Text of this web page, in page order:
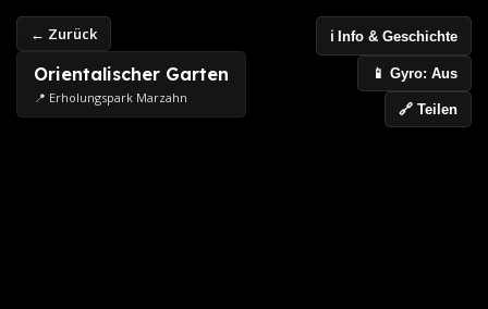
← Zurück
Orientalischer Garten
📍 Erholungspark Marzahn
ℹ️ Info & Geschichte
📱 Gyro: Aus
🔗 Teilen